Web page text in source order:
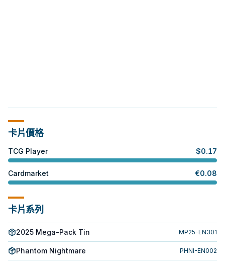
卡片價格
TCG Player $0.17
Cardmarket €0.08
卡片系列
2025 Mega-Pack Tin MP25-EN301
Phantom Nightmare PHNI-EN002